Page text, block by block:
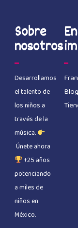
Sobre
nosotros
Desarrollamos
el talento de
los niños a
través de la
música.
Únete ahora
+25 años
potenciando
a miles de
niños en
México.
Blog